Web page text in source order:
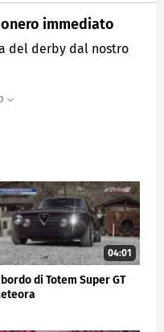
immediato
del derby dal nostro
04:01
bordo di Totem Super GT